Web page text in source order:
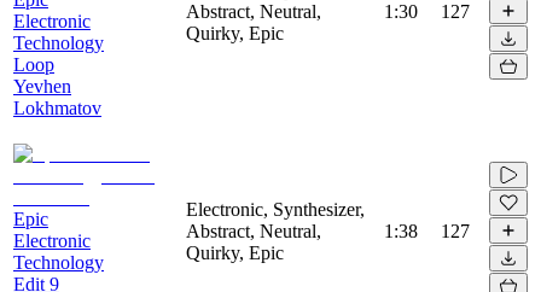
Electronic
Technology
Loop
Yevhen
Lokhmatov
Abstract, Neutral,
Quirky, Epic
1:30 127
Epic
Electronic
Technology
Edit 9
Electronic, Synthesizer,
Abstract, Neutral,
Quirky, Epic
1:38 127